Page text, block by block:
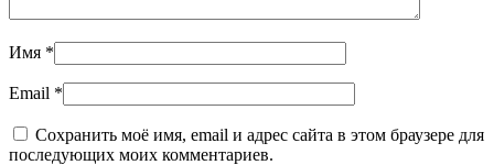
Имя *
Email *
Сохранить моё имя, email и адрес сайта в этом браузере для
последующих моих комментариев.